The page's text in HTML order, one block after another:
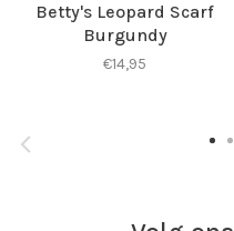
Betty's Leopard Scarf
Burgundy
€14,95